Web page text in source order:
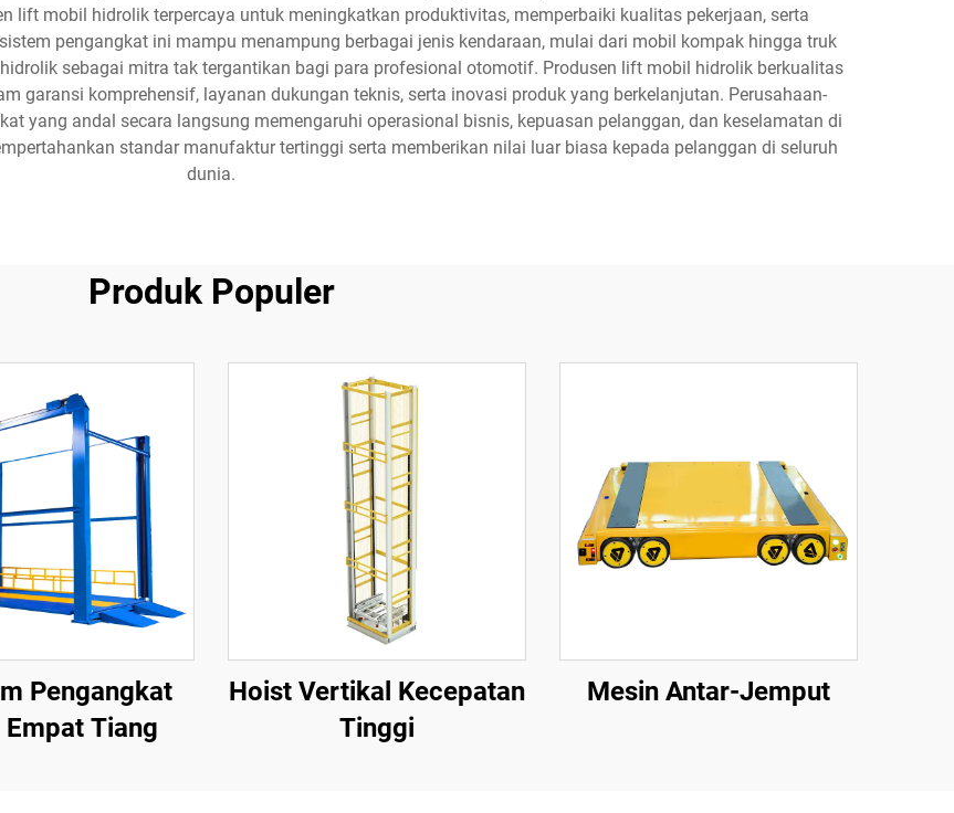
lift mobil hidrolik terpercaya untuk meningkatkan produktivitas, memperbaiki kualitas pekerjaan, serta
pengangkat ini mampu menampung berbagai jenis kendaraan, mulai dari mobil kompak hingga truk
sebagai mitra tak tergantikan bagi para profesional otomotif. Produsen lift mobil hidrolik berkualitas
garansi komprehensif, layanan dukungan teknis, serta inovasi produk yang berkelanjutan. Perusahaan-
yang andal secara langsung memengaruhi operasional bisnis, kepuasan pelanggan, dan keselamatan di
standar manufaktur tertinggi serta memberikan nilai luar biasa kepada pelanggan di seluruh
dunia.
Produk Populer
Pengangkat
Tiang
Hoist Vertikal Kecepatan
Tinggi
Mesin Antar-Jemput